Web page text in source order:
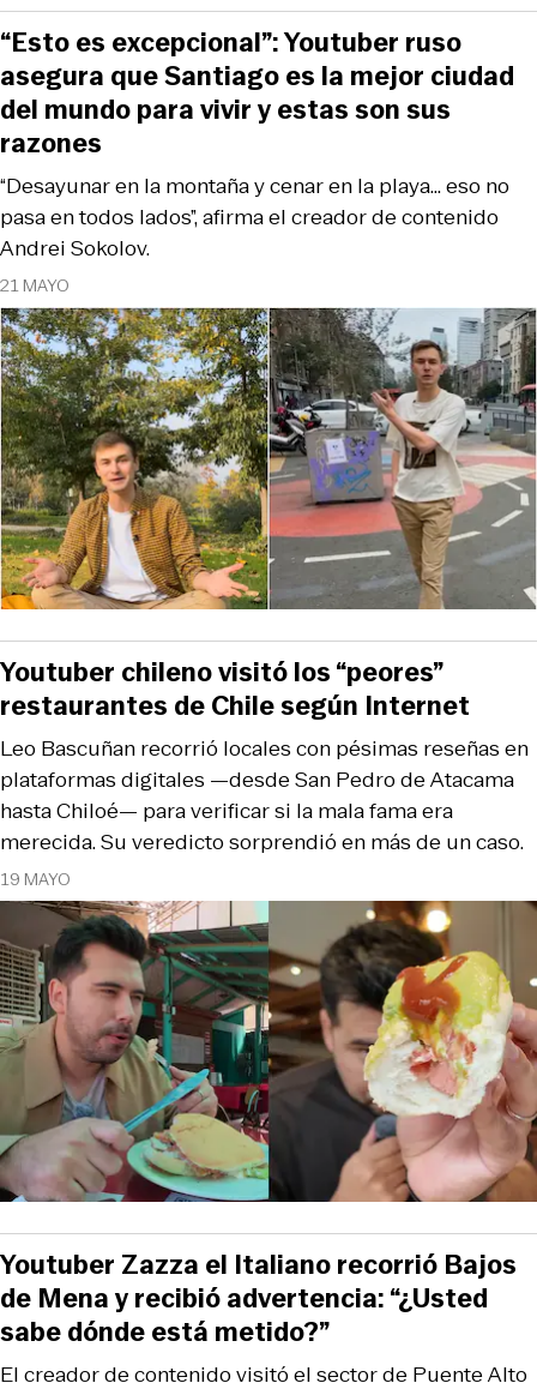
21 MAYO
“Desayunar en la montaña y cenar en la playa... eso no
pasa en todos lados”, afirma el creador de contenido
Andrei Sokolov.
“Esto es excepcional”: Youtuber ruso
asegura que Santiago es la mejor ciudad
del mundo para vivir y estas son sus
razones
19 MAYO
Leo Bascuñan recorrió locales con pésimas reseñas en
plataformas digitales —desde San Pedro de Atacama
hasta Chiloé— para verificar si la mala fama era
merecida. Su veredicto sorprendió en más de un caso.
Youtuber chileno visitó los “peores”
restaurantes de Chile según Internet
El creador de contenido visitó el sector de Puente Alto
Youtuber Zazza el Italiano recorrió Bajos
de Mena y recibió advertencia: “¿Usted
sabe dónde está metido?”